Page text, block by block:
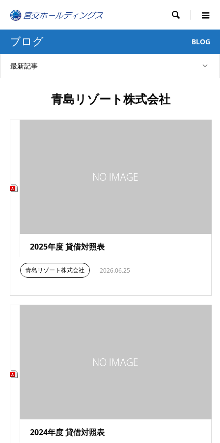

ブログ BLOG
最新記事
青島リゾート株式会社
2025年度 貸借対照表
青島リゾート株式会社 2026.06.25
2024年度 貸借対照表